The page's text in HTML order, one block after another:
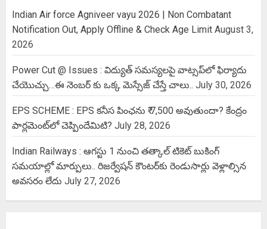
Indian Air force Agniveer vayu 2026 | Non Combatant
Notification Out, Apply Offline & Check Age Limit August 3,
2026
Power Cut @ Issues : విద్యుత్ సమస్యలపై వాట్సప్‌లో ఫిర్యాదు
చేయొచ్చు…ఈ నెంబర్ కు ఒక్క మెస్సేజ్ చేస్తే చాలు.. July 30, 2026
EPS SCHEME : EPS కనీస పింఛను ₹ 7,500 అవుతుందా? కేంద్రం
పార్లమెంట్‌లో చెప్పిందేమిటి? July 28, 2026
Indian Railways : ఆగస్టు 1 నుంచి తత్కాల్‌ టికెట్‌ బుకింగ్‌
సమయాల్లో మార్పులు.. రిజర్వేషన్ కౌంటర్‌కు రెండుసార్లు వెళ్లాల్సిన
అవసరం లేదు July 27, 2026